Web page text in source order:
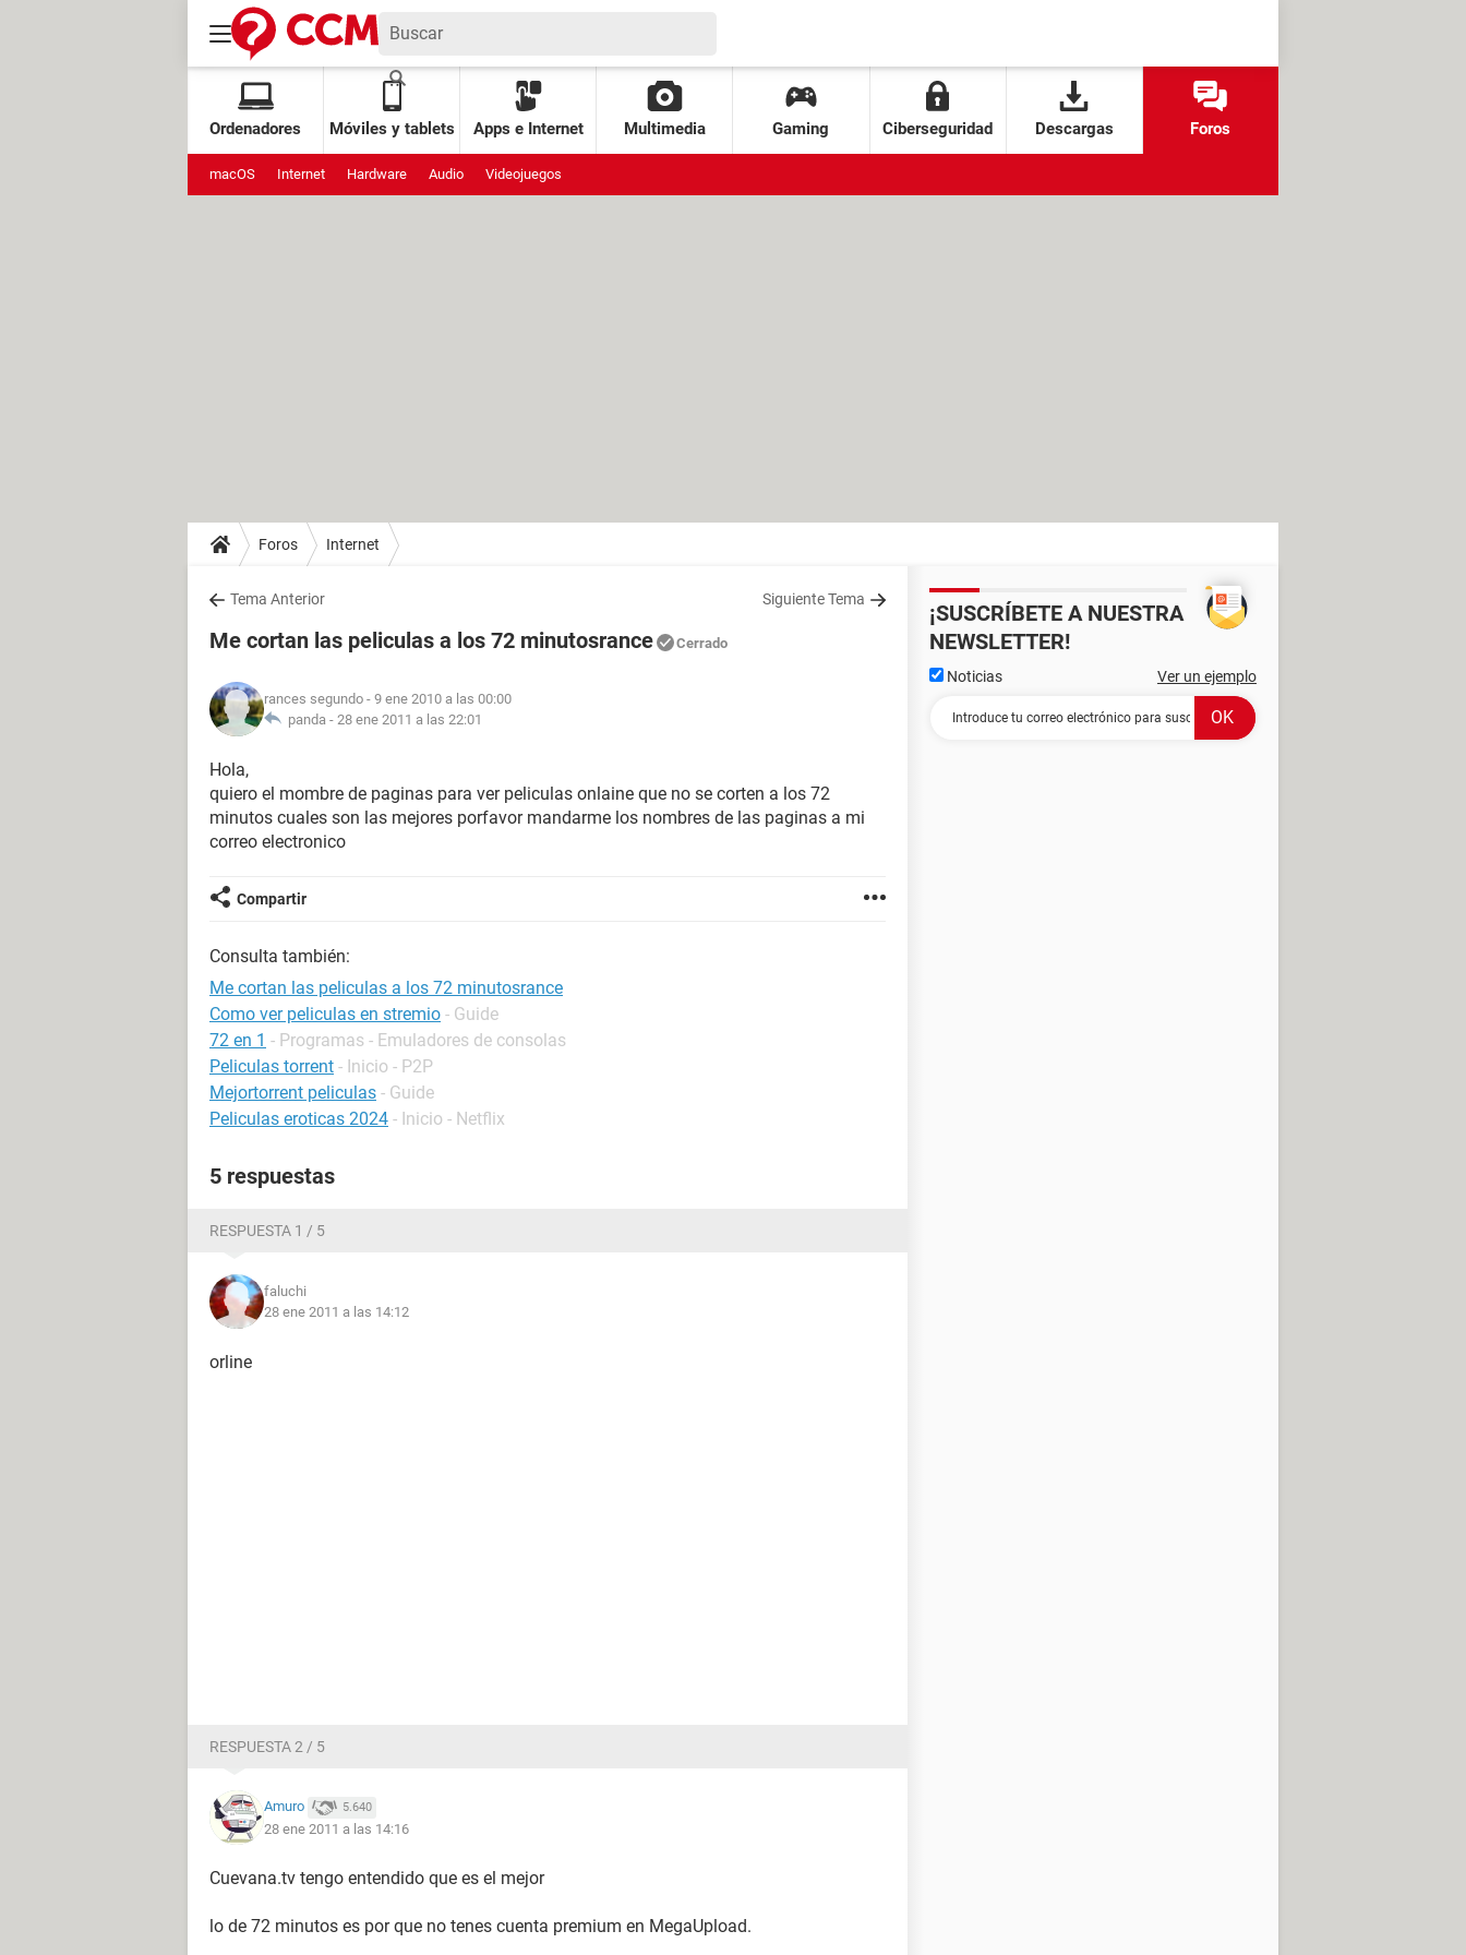
Ordenadores Móviles y tablets Apps e Internet Multimedia Gaming Ciberseguridad Descargas Foros
macOS Internet Hardware Audio Videojuegos
Foros Internet
Tema Anterior Siguiente Tema
Me cortan las peliculas a los 72 minutosrance Cerrado
rances segundo - 9 ene 2010 a las 00:00
panda - 28 ene 2011 a las 22:01
Hola,
quiero el mombre de paginas para ver peliculas onlaine que no se corten a los 72
minutos cuales son las mejores porfavor mandarme los nombres de las paginas a mi
correo electronico
Compartir
Consulta también:
Me cortan las peliculas a los 72 minutosrance
Como ver peliculas en stremio - Guide
72 en 1 - Programas - Emuladores de consolas
Peliculas torrent - Inicio - P2P
Mejortorrent peliculas - Guide
Peliculas eroticas 2024 - Inicio - Netflix
5 respuestas
RESPUESTA 1 / 5
faluchi
28 ene 2011 a las 14:12
orline
RESPUESTA 2 / 5
Amuro 5.640
28 ene 2011 a las 14:16
Cuevana.tv tengo entendido que es el mejor
lo de 72 minutos es por que no tenes cuenta premium en MegaUpload.
¡SUSCRÍBETE A NUESTRA
NEWSLETTER!
Noticias Ver un ejemplo